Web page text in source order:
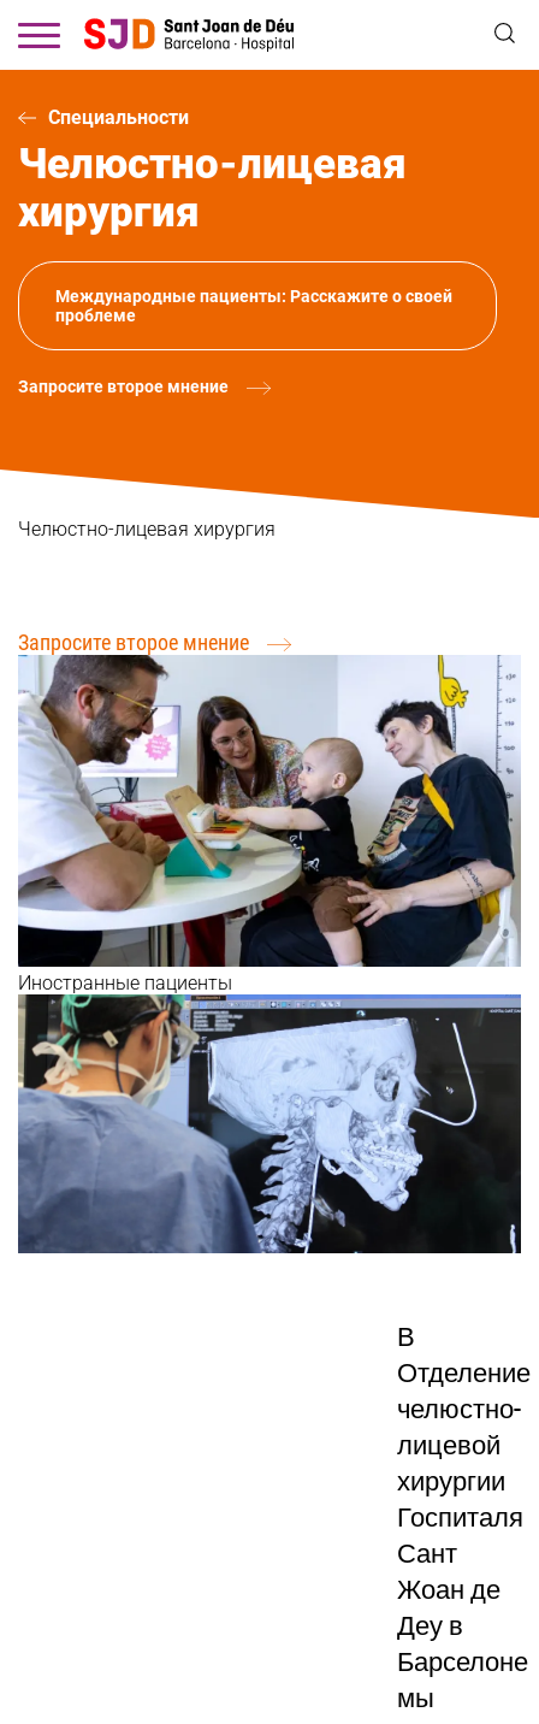
основному
Специальности
Челюстно-лицевая
хирургия
Международные пациенты: Расскажите о своей
проблеме
Запросите второе мнение
Челюстно-лицевая хирургия
Запросите второе мнение
Иностранные пациенты
В
Отделение
челюстно-
лицевой
хирургии
Госпиталя
Сант
Жоан де
Деу в
Барселоне
мы